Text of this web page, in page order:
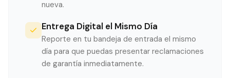
nueva.
Entrega Digital el Mismo Día
Reporte en tu bandeja de entrada el mismo
día para que puedas presentar reclamaciones
de garantía inmediatamente.